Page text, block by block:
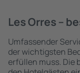
Les Orres –
Umfassender
der wichtigsten
erfüllen muss. Die